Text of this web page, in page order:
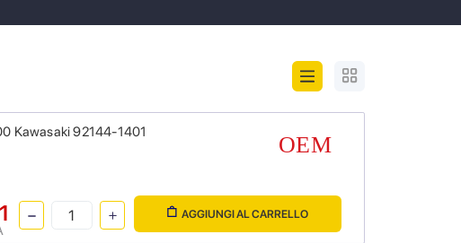
Kawasaki 92144-1401
AGGIUNGI AL CARRELLO